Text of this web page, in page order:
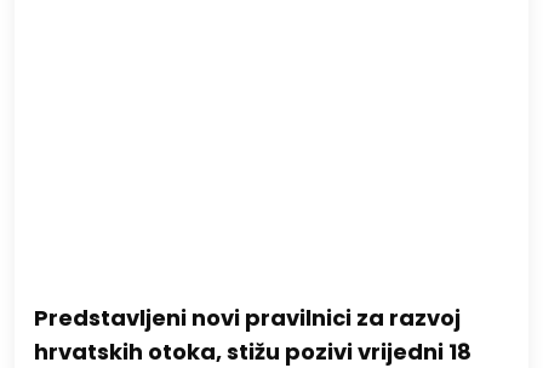
Predstavljeni novi pravilnici za razvoj
hrvatskih otoka, stižu pozivi vrijedni 18